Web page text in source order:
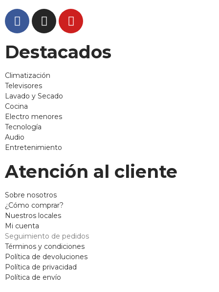
Destacados
Climatización
Televisores
Lavado y Secado
Cocina
Electro menores
Tecnología
Audio
Entretenimiento
Atención al cliente
Sobre nosotros
¿Cómo comprar?
Nuestros locales
Mi cuenta
Seguimiento de pedidos
Términos y condiciones
Política de devoluciones
Política de privacidad
Política de envío